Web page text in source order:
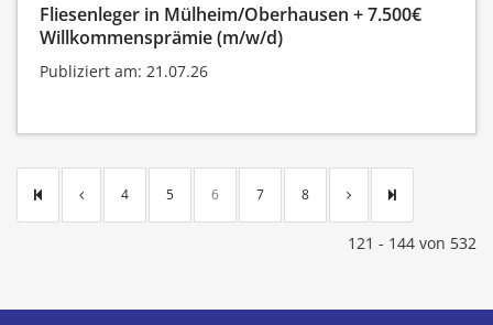
Fliesenleger in Mülheim/Oberhausen + 7.500€
Willkommensprämie (m/w/d)
Publiziert am: 21.07.26
4 5 6 7 8
121 - 144 von 532